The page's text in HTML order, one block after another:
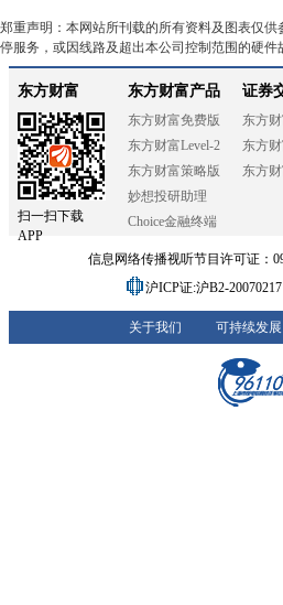
郑重声明：本网站所刊载的所有资料及图表仅
停服务，或因线路及超出本公司控制范围的硬